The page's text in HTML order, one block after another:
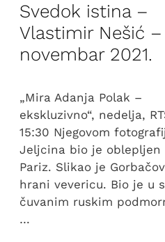
Svedok istina –
Vlastimir Nešić –
novembar 2021.
„Mira Adanja Polak –
ekskluzivno“, nedelja,
15:30 Njegovom
Jeljcina bio je oblepljen
Pariz. Slikao je
hrani vevericu. Bio je u
čuvanim ruskim
…